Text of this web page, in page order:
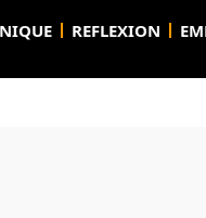
REFLEXION